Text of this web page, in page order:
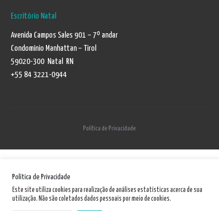
Escritório Natal
Avenida Campos Sales 901 – 7º andar
Condomínio Manhattan – Tirol
59020-300 Natal RN
+55 84 3221-0944
Política de Privacidade
Política de Privacidade
Este site utiliza cookies para realização de análises estatísticas acerca de sua
utilização. Não são coletados dados pessoais por meio de cookies.